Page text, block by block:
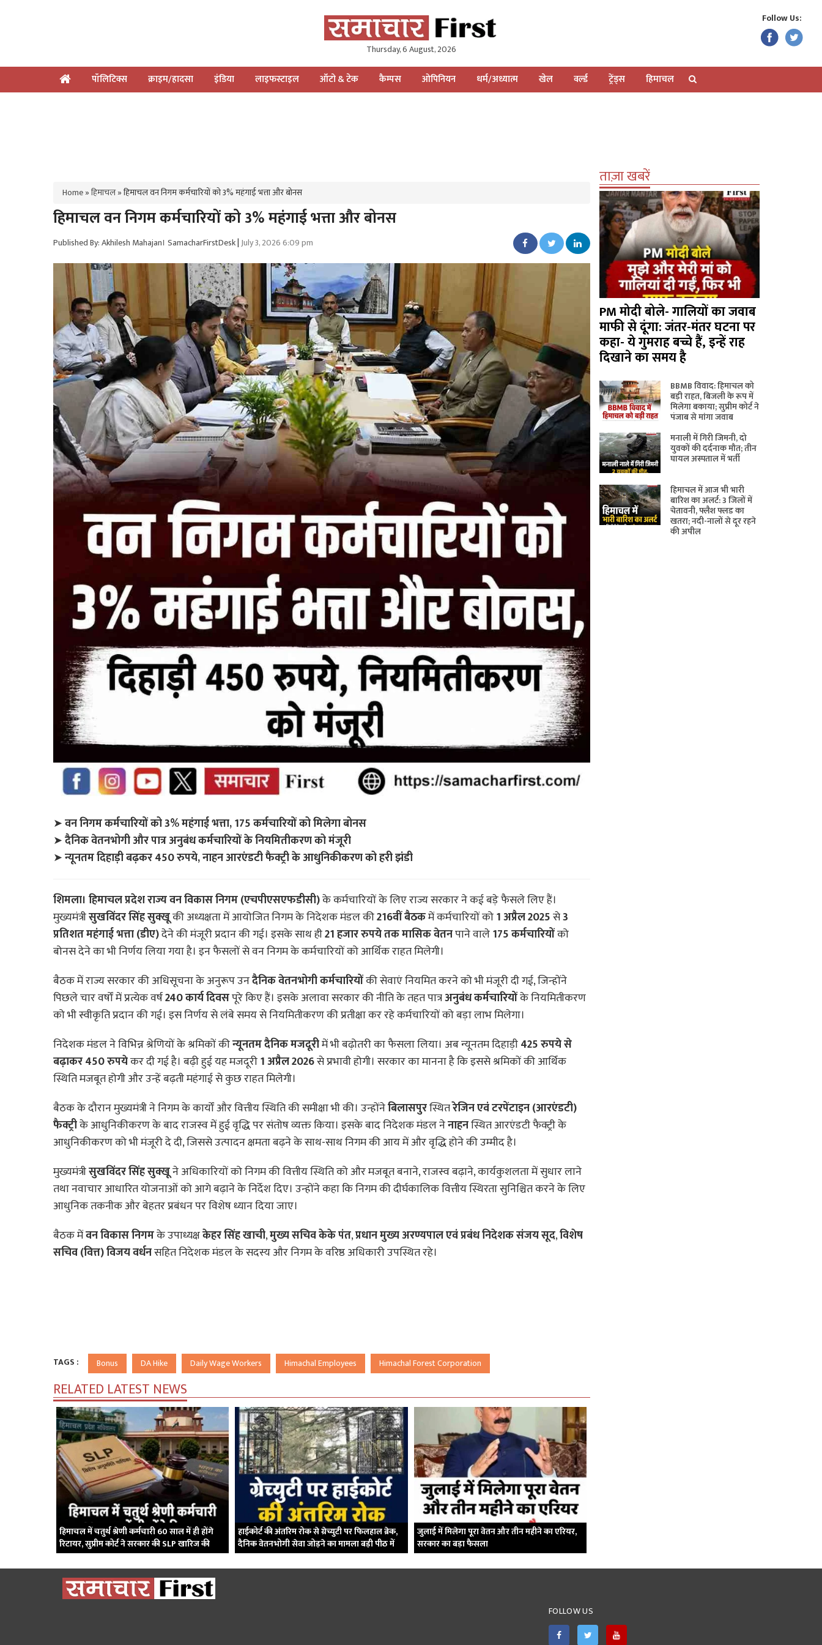
Thursday, 6 August, 2026
Follow Us:
पॉलिटिक्स क्राइम/हादसा इंडिया लाइफस्टाइल ऑटो & टेक कैम्पस ओपिनियन धर्म/अध्यात्म खेल वर्ल्ड ट्रेंड्स हिमाचल
Home»हिमाचल»हिमाचल वन निगम कर्मचारियों को 3% महंगाई भत्ता और बोनस
हिमाचल वन निगम कर्मचारियों को 3% महंगाई भत्ता और बोनस
Published By: Akhilesh Mahajan। SamacharFirstDesk|July 3, 2026 6:09 pm
➤वन निगम कर्मचारियों को 3% महंगाई भत्ता, 175 कर्मचारियों को मिलेगा बोनस
➤दैनिक वेतनभोगी और पात्र अनुबंध कर्मचारियों के नियमितीकरण को मंजूरी
➤न्यूनतम दिहाड़ी बढ़कर 450 रुपये, नाहन आरएंडटी फैक्ट्री के आधुनिकीकरण को हरी झंडी
शिमला। हिमाचल प्रदेश राज्य वन विकास निगम (एचपीएसएफडीसी)के कर्मचारियों के लिए राज्य सरकार ने कई बड़े फैसले लिए हैं।
मुख्यमंत्रीसुखविंदर सिंह सुक्खूकी अध्यक्षता में आयोजित निगम के निदेशक मंडल की216वीं बैठकमें कर्मचारियों को1 अप्रैल 2025से3
प्रतिशत महंगाई भत्ता (डीए)देने की मंजूरी प्रदान की गई। इसके साथ ही21 हजार रुपये तक मासिक वेतनपाने वाले175 कर्मचारियोंको
बोनस देने का भी निर्णय लिया गया है। इन फैसलों से वन निगम के कर्मचारियों को आर्थिक राहत मिलेगी।
बैठक में राज्य सरकार की अधिसूचना के अनुरूप उनदैनिक वेतनभोगी कर्मचारियोंकी सेवाएं नियमित करने को भी मंजूरी दी गई, जिन्होंने
पिछले चार वर्षों में प्रत्येक वर्ष240 कार्य दिवसपूरे किए हैं। इसके अलावा सरकार की नीति के तहत पात्रअनुबंध कर्मचारियोंके नियमितीकरण
को भी स्वीकृति प्रदान की गई। इस निर्णय से लंबे समय से नियमितीकरण की प्रतीक्षा कर रहे कर्मचारियों को बड़ा लाभ मिलेगा।
निदेशक मंडल ने विभिन्न श्रेणियों के श्रमिकों कीन्यूनतम दैनिक मजदूरीमें भी बढ़ोतरी का फैसला लिया। अब न्यूनतम दिहाड़ी425 रुपये से
बढ़ाकर 450 रुपयेकर दी गई है। बढ़ी हुई यह मजदूरी1 अप्रैल 2026से प्रभावी होगी। सरकार का मानना है कि इससे श्रमिकों की आर्थिक
स्थिति मजबूत होगी और उन्हें बढ़ती महंगाई से कुछ राहत मिलेगी।
बैठक के दौरान मुख्यमंत्री ने निगम के कार्यों और वित्तीय स्थिति की समीक्षा भी की। उन्होंनेबिलासपुरस्थितरेजिन एवं टरपेंटाइन (आरएंडटी)
फैक्ट्रीके आधुनिकीकरण के बाद राजस्व में हुई वृद्धि पर संतोष व्यक्त किया। इसके बाद निदेशक मंडल नेनाहनस्थित आरएंडटी फैक्ट्री के
आधुनिकीकरण को भी मंजूरी दे दी, जिससे उत्पादन क्षमता बढ़ने के साथ-साथ निगम की आय में और वृद्धि होने की उम्मीद है।
मुख्यमंत्रीसुखविंदर सिंह सुक्खूने अधिकारियों को निगम की वित्तीय स्थिति को और मजबूत बनाने, राजस्व बढ़ाने, कार्यकुशलता में सुधार लाने
तथा नवाचार आधारित योजनाओं को आगे बढ़ाने के निर्देश दिए। उन्होंने कहा कि निगम की दीर्घकालिक वित्तीय स्थिरता सुनिश्चित करने के लिए
आधुनिक तकनीक और बेहतर प्रबंधन पर विशेष ध्यान दिया जाए।
बैठक मेंवन विकास निगमके उपाध्यक्षकेहर सिंह खाची,मुख्य सचिव केके पंत,प्रधान मुख्य अरण्यपाल एवं प्रबंध निदेशक संजय सूद,विशेष
सचिव (वित्त) विजय वर्धनसहित निदेशक मंडल के सदस्य और निगम के वरिष्ठ अधिकारी उपस्थित रहे।
TAGS : Bonus DA Hike Daily Wage Workers Himachal Employees Himachal Forest Corporation
RELATED LATEST NEWS
हिमाचल में चतुर्थ श्रेणी कर्मचारी 60 साल में ही होंगे
रिटायर, सुप्रीम कोर्ट ने सरकार की SLP खारिज की
हाईकोर्ट की अंतरिम रोक से ग्रेच्युटी पर फिलहाल ब्रेक,
दैनिक वेतनभोगी सेवा जोड़ने का मामला बड़ी पीठ में
जुलाई में मिलेगा पूरा वेतन और तीन महीने का एरियर,
सरकार का बड़ा फैसला
ताज़ा खबरें
PM मोदी बोले- गालियों का जवाब
माफी से दूंगा: जंतर-मंतर घटना पर
कहा- ये गुमराह बच्चे हैं, इन्हें राह
दिखाने का समय है
BBMB विवाद: हिमाचल को
बड़ी राहत, बिजली के रूप में
मिलेगा बकाया; सुप्रीम कोर्ट ने
पंजाब से मांगा जवाब
मनाली में गिरी जिमनी, दो
युवकों की दर्दनाक मौत; तीन
घायल अस्पताल में भर्ती
हिमाचल में आज भी भारी
बारिश का अलर्ट: 3 जिलों में
चेतावनी, फ्लैश फ्लड का
खतरा; नदी-नालों से दूर रहने
की अपील
FOLLOW US